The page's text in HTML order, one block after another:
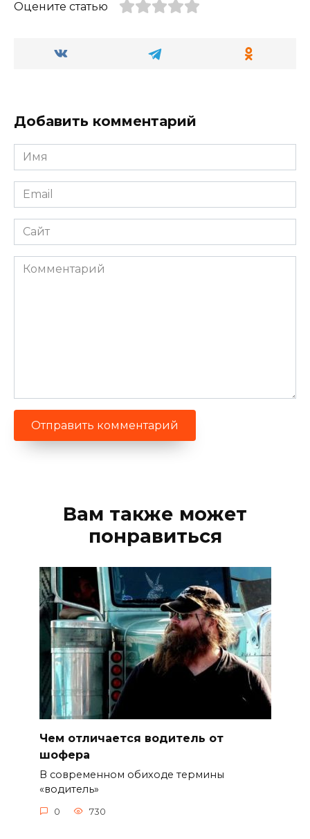
Оцените статью
Добавить комментарий
Имя
*
Email
*
Сайт
Комментарий
Вам также может
понравиться
Чем отличается водитель от
шофера
В современном обиходе термины
«водитель»
0 730